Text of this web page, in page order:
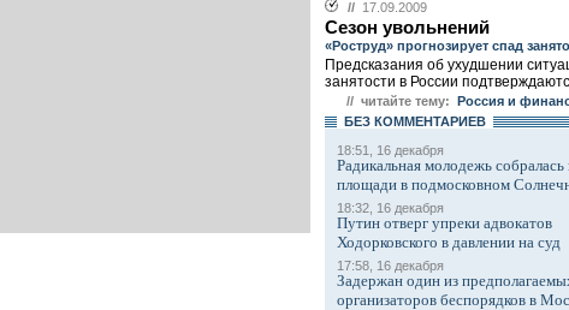
// 17.09.2009
Сезон увольнений
«Роструд» прогнозирует спад
Предсказания об ухудшении
занятости в России
// читайте тему: Россия и
БЕЗ КОМMЕНТАРИЕВ
18:51, 16 декабря
Радикальная молодежь собралась
площади в подмосковном
18:32, 16 декабря
Путин отверг упреки адвокатов
Ходорковского в давлении на суд
17:58, 16 декабря
Задержан один из
организаторов беспорядков в